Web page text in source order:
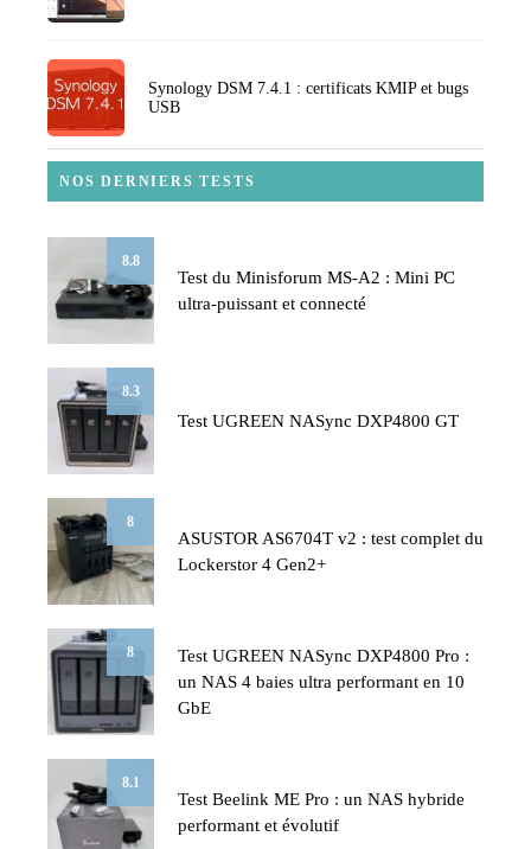
Synology DSM 7.4.1 : certificats KMIP et bugs
USB
NOS DERNIERS TESTS
8.8
Test du Minisforum MS-A2 : Mini PC
ultra-puissant et connecté
8.3
Test UGREEN NASync DXP4800 GT
8
ASUSTOR AS6704T v2 : test complet du
Lockerstor 4 Gen2+
8
Test UGREEN NASync DXP4800 Pro :
un NAS 4 baies ultra performant en 10
GbE
8.1
Test Beelink ME Pro : un NAS hybride
performant et évolutif